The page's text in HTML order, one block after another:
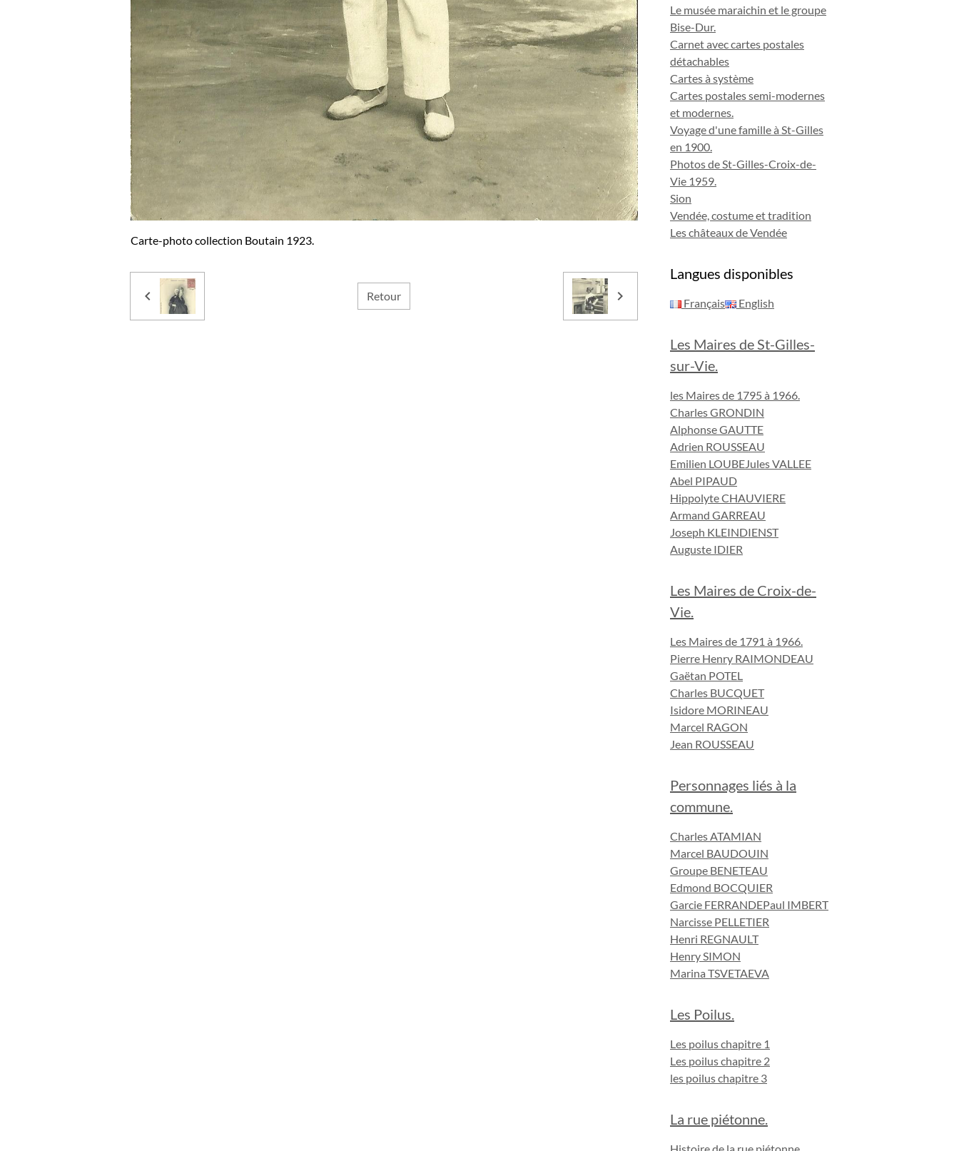
Carte-photo collection Boutain 1923.
Retour
Le musée maraichin et le groupe
Bise-Dur.
Carnet avec cartes postales
détachables
Cartes à système
Cartes postales semi-modernes
et modernes.
Voyage d'une famille à St-Gilles
en 1900.
Photos de St-Gilles-Croix-de-
Vie 1959.
Sion
Vendée, costume et tradition
Les châteaux de Vendée
Langues disponibles
Français English
Les Maires de St-Gilles-
sur-Vie.
les Maires de 1795 à 1966.
Charles GRONDIN
Alphonse GAUTTE
Adrien ROUSSEAU
Emilien LOUBEJules VALLEE
Abel PIPAUD
Hippolyte CHAUVIERE
Armand GARREAU
Joseph KLEINDIENST
Auguste IDIER
Les Maires de Croix-de-
Vie.
Les Maires de 1791 à 1966.
Pierre Henry RAIMONDEAU
Gaëtan POTEL
Charles BUCQUET
Isidore MORINEAU
Marcel RAGON
Jean ROUSSEAU
Personnages liés à la
commune.
Charles ATAMIAN
Marcel BAUDOUIN
Groupe BENETEAU
Edmond BOCQUIER
Garcie FERRANDEPaul IMBERT
Narcisse PELLETIER
Henri REGNAULT
Henry SIMON
Marina TSVETAEVA
Les Poilus.
Les poilus chapitre 1
Les poilus chapitre 2
les poilus chapitre 3
La rue piétonne.